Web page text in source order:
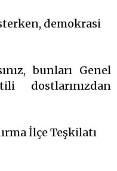
demokrasi
bunları Genel
dostlarınızdan
İlçe Teşkilatı